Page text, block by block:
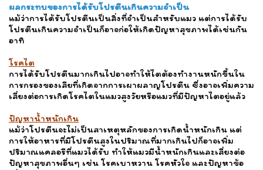
ผลกระทบของการได้รับโปรตีนเกินความจำเป็น
แม้ว่าการได้รับโปรตีนเป็นสิ่งที่จำเป็นสำหรับแมว แต่การได้รับ
โปรตีนเกินความจำเป็นก็อาจก่อให้เกิดปัญหาสุขภาพได้เช่นกัน
อาทิ
โรคไต
การได้รับโปรตีนมากเกินไปอาจทำให้ไตต้องทำงานหนักขึ้นใน
การกรองของเสียที่เกิดจากการเผาผลาญโปรตีน ซึ่งอาจเพิ่มความ
เสี่ยงต่อการเกิดโรคไตในแมวสูงวัยหรือแมวที่มีปัญหาไตอยู่แล้ว
ปัญหาน้ำหนักเกิน
แม้ว่าโปรตีนจะไม่เป็นสาเหตุหลักของการเกิดน้ำหนักเกิน แต่
การให้อาหารที่มีโปรตีนสูงในปริมาณที่มากเกินไปก็อาจเพิ่ม
ปริมาณแคลอรีที่แมวได้รับ ทำให้แมวมีน้ำหนักเกินและเสี่ยงต่อ
ปัญหาสุขภาพอื่นๆ เช่น โรคเบาหวาน โรคหัวใจ และปัญหาข้อ